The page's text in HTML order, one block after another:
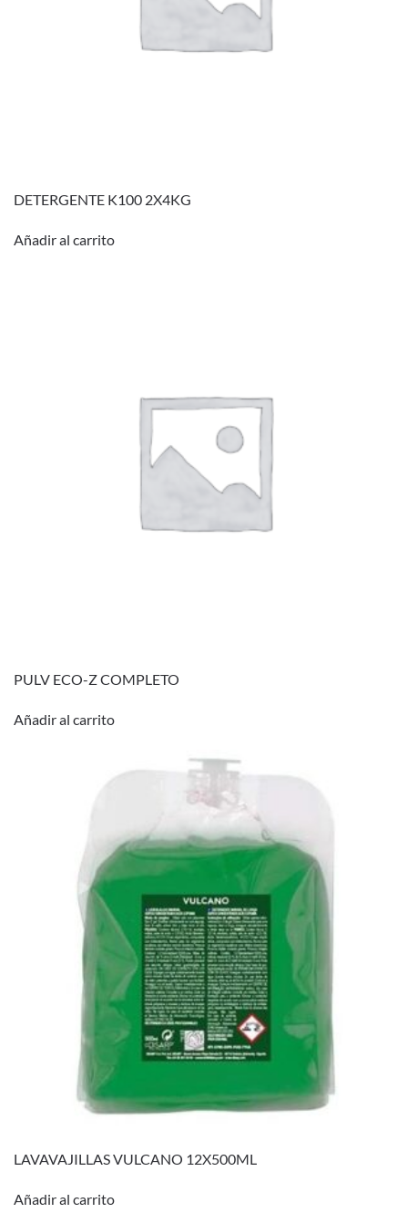
DETERGENTE K100 2X4KG
Añadir al carrito
PULV ECO-Z COMPLETO
Añadir al carrito
LAVAVAJILLAS VULCANO 12X500ML
Añadir al carrito